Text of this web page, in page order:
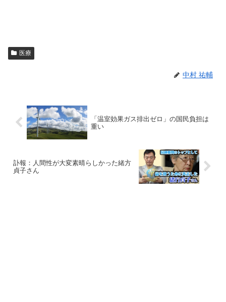
医療
中村 祐輔
「温室効果ガス排出ゼロ」の国民負担は
重い
訃報：人間性が大変素晴らしかった緒方
貞子さん